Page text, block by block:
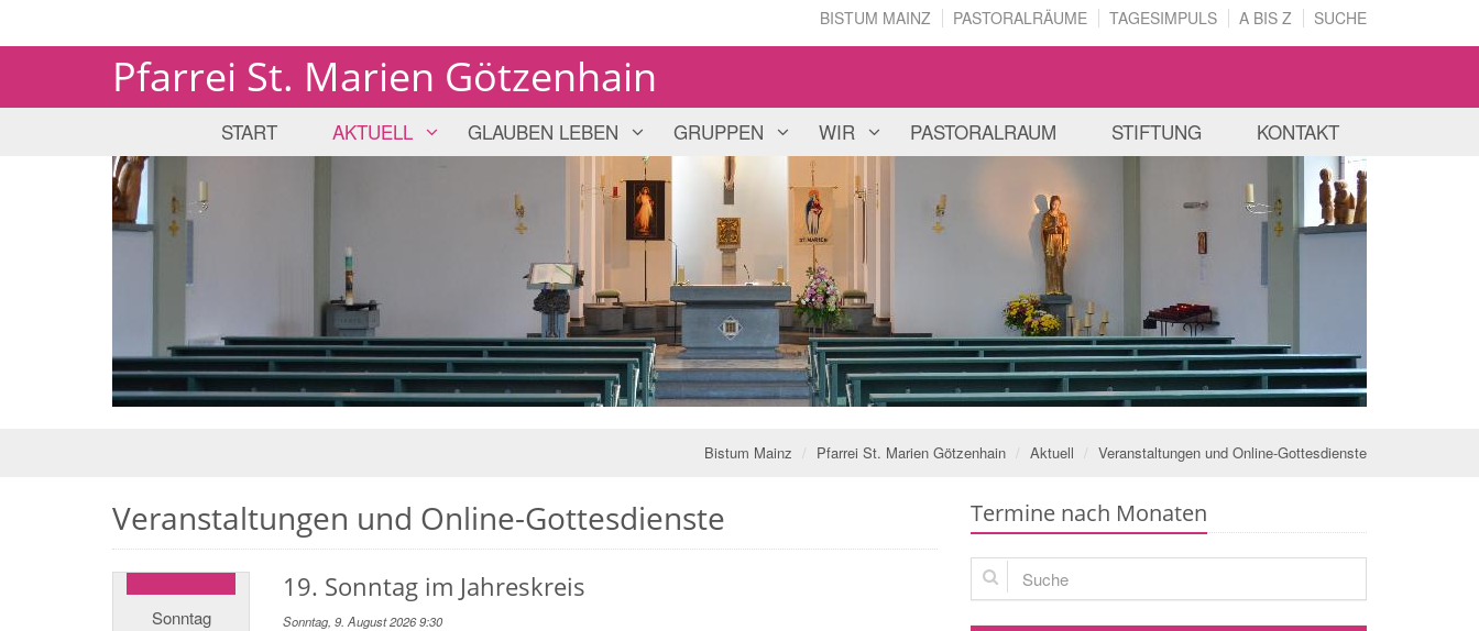
BISTUM MAINZ PASTORALRÄUME TAGESIMPULS A BIS Z SUCHE
Pfarrei St. Marien Götzenhain
START AKTUELL GLAUBEN LEBEN GRUPPEN WIR PASTORALRAUM STIFTUNG KONTAKT
Bistum Mainz Pfarrei St. Marien Götzenhain Aktuell Veranstaltungen und Online-Gottesdienste
Veranstaltungen und Online-Gottesdienste
Sonntag
19. Sonntag im Jahreskreis
Sonntag, 9. August 2026 9:30
Termine nach Monaten
Suche